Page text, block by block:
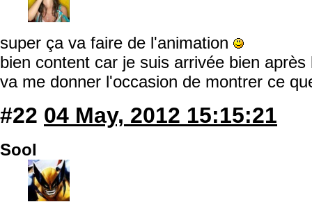
super ça va faire de l'animation
bien content car je suis arrivée bien
va me donner l'occasion de montrer ce
#22 04 May, 2012 15:15:21
Sool